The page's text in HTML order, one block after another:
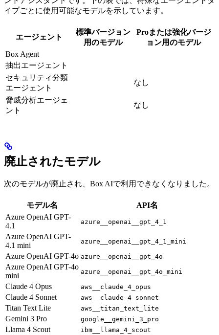
イプごとに使用可能なモデルを示しています。
エージェント
標準バージョン
用のモデル
Proまたは強化バージ
ョン用のモデル
Box Agent
抽出エージェント
セキュリティ分類
エージェント
なし
脅威分析エージェ
ント
なし
廃止されたモデル
次のモデルが廃止され、Box AIで利用できなくなりました。
モデル名
API名
Azure OpenAI GPT-
4.1
azure__openai__gpt_4_1
Azure OpenAI GPT-
4.1 mini
azure__openai__gpt_4_1_mini
Azure OpenAI GPT-4o azure__openai__gpt_4o
Azure OpenAI GPT-4o
mini
azure__openai__gpt_4o_mini
Claude 4 Opus aws__claude_4_opus
Claude 4 Sonnet aws__claude_4_sonnet
Titan Text Lite aws__titan_text_lite
Gemini 3 Pro google__gemini_3_pro
Llama 4 Scout ibm__llama_4_scout